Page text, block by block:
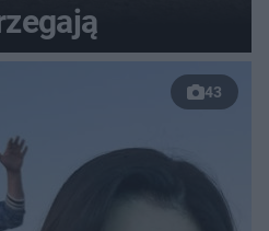
43